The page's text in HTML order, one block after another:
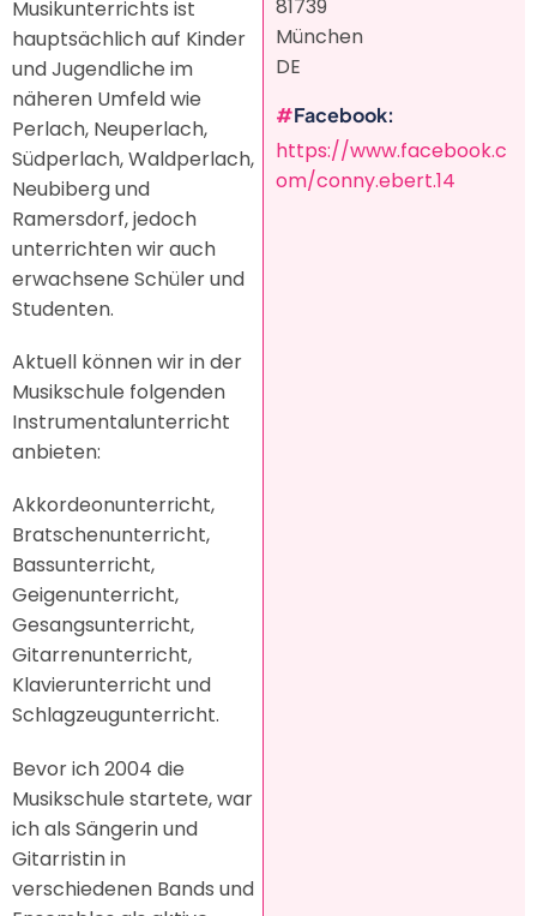
Musikunterrichts ist
hauptsächlich auf Kinder
und Jugendliche im
näheren Umfeld wie
Perlach, Neuperlach,
Südperlach, Waldperlach,
Neubiberg und
Ramersdorf, jedoch
unterrichten wir auch
erwachsene Schüler und
Studenten.
Aktuell können wir in der
Musikschule folgenden
Instrumentalunterricht
anbieten:
Akkordeonunterricht,
Bratschenunterricht,
Bassunterricht,
Geigenunterricht,
Gesangsunterricht,
Gitarrenunterricht,
Klavierunterricht und
Schlagzeugunterricht.
Bevor ich 2004 die
Musikschule startete, war
ich als Sängerin und
Gitarristin in
verschiedenen Bands und
81739
München
DE
Facebook
https://www.facebook.c
om/conny.ebert.14